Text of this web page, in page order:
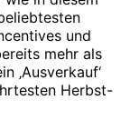
und
mehr als
‚Ausverkauf‘
Herbst-